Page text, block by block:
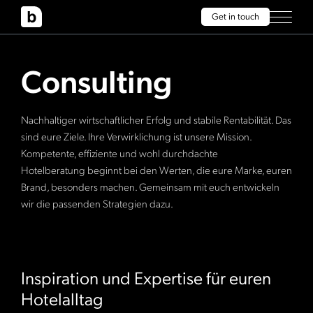
Get in touch
Consulting
Nachhaltiger wirtschaftlicher Erfolg und stabile Rentabilität. Das
sind eure Ziele. Ihre Verwirklichung ist unsere Mission.
Kompetente, effiziente und wohl durchdachte
Hotelberatung beginnt bei den Werten, die eure Marke, euren
Brand, besonders machen. Gemeinsam mit euch entwickeln
wir die passenden Strategien dazu.
Inspiration und Expertise für euren
Hotelalltag